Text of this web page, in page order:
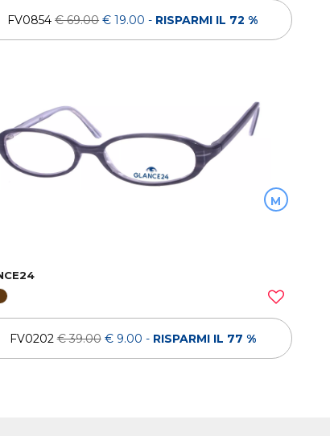
FV0854€ 69.00 € 19.00 - RISPARMI IL 72 %
M
FV0202€ 39.00 € 9.00 - RISPARMI IL 77 %